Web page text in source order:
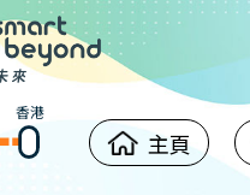
香港
主頁